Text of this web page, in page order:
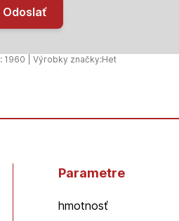
Odoslať
1960 | Výrobky značky:Het
Parametre
hmotnosť